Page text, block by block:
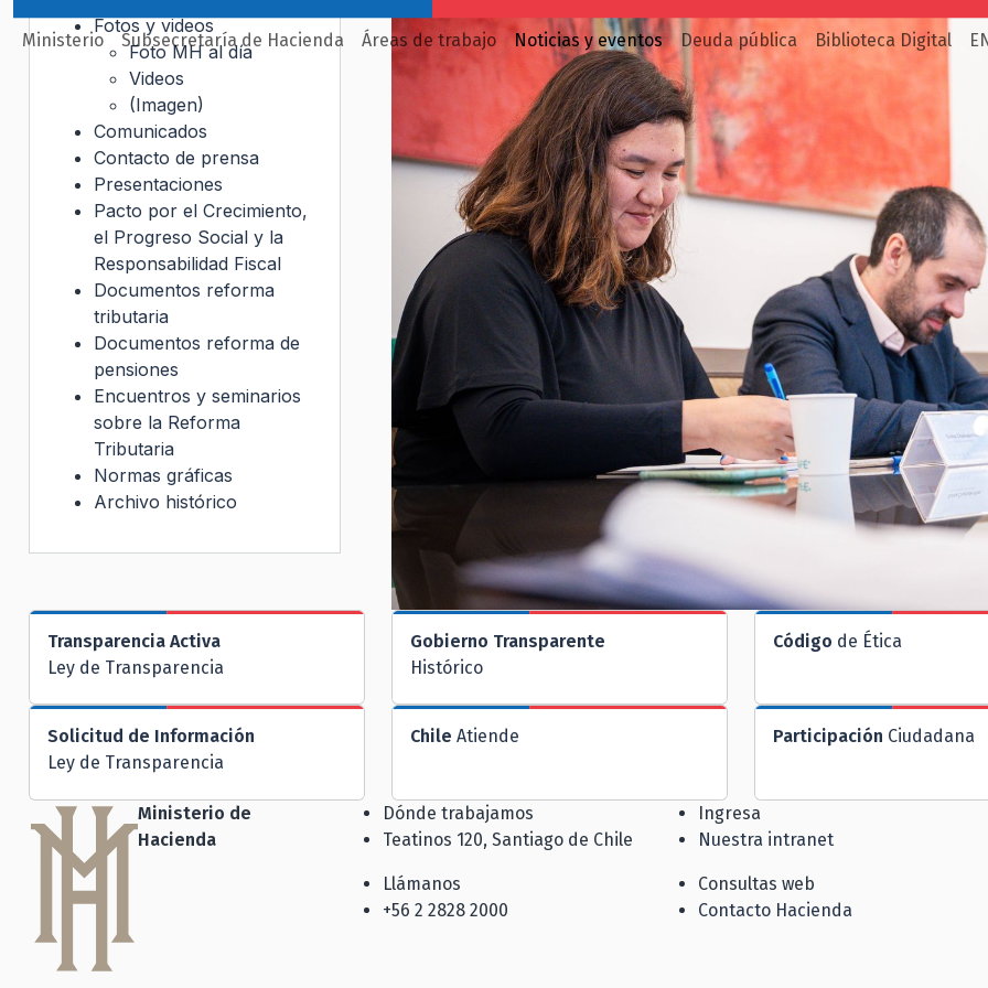
Ministerio Subsecretaría de Hacienda Áreas de trabajo Noticias y eventos Deuda pública Biblioteca Digital
Fotos y videos
Foto MH al día
Videos
(Imagen)
Comunicados
Contacto de prensa
Presentaciones
Pacto por el Crecimiento,
el Progreso Social y la
Responsabilidad Fiscal
Documentos reforma
tributaria
Documentos reforma de
pensiones
Encuentros y seminarios
sobre la Reforma
Tributaria
Normas gráficas
Archivo histórico
Transparencia Activa
Ley de Transparencia
Gobierno Transparente
Histórico
Código de Ética
Solicitud de Información
Ley de Transparencia
Chile Atiende Participación Ciudadana
Ministerio de
Hacienda
Dónde trabajamos
Teatinos 120, Santiago de Chile
Llámanos
+56 2 2828 2000
Ingresa
Nuestra intranet
Consultas web
Contacto Hacienda